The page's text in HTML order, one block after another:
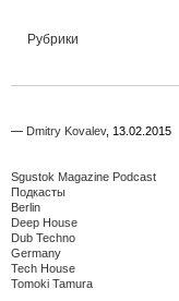
Рубрики
— Dmitry Kovalev, 13.02.2015
Sgustok Magazine Podcast
Подкасты
Berlin
Deep House
Dub Techno
Germany
Tech House
Tomoki Tamura